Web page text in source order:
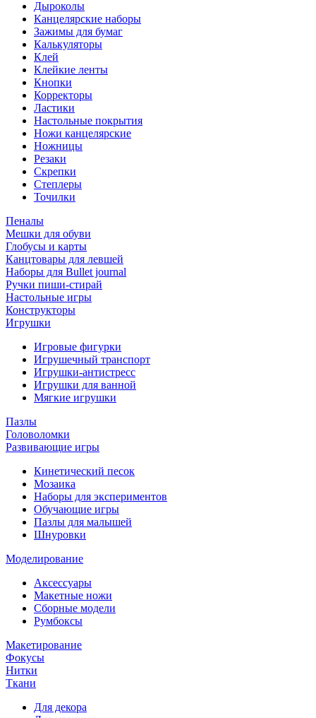
Дыроколы
Канцелярские наборы
Зажимы для бумаг
Калькуляторы
Клей
Клейкие ленты
Кнопки
Корректоры
Ластики
Настольные покрытия
Ножи канцелярские
Ножницы
Резаки
Скрепки
Степлеры
Точилки
Пеналы
Мешки для обуви
Глобусы и карты
Канцтовары для левшей
Наборы для Bullet journal
Ручки пиши-стирай
Настольные игры
Конструкторы
Игрушки
Игровые фигурки
Игрушечный транспорт
Игрушки-антистресс
Игрушки для ванной
Мягкие игрушки
Пазлы
Головоломки
Развивающие игры
Кинетический песок
Мозаика
Наборы для экспериментов
Обучающие игры
Пазлы для малышей
Шнуровки
Моделирование
Аксессуары
Макетные ножи
Сборные модели
Румбоксы
Макетирование
Фокусы
Нитки
Ткани
Для декора